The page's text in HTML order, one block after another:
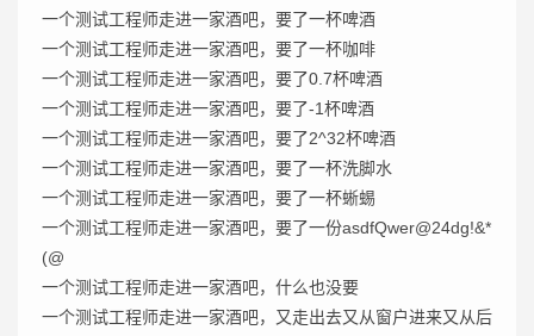
一个测试工程师走进一家酒吧，要了一杯啤酒
一个测试工程师走进一家酒吧，要了一杯咖啡
一个测试工程师走进一家酒吧，要了0.7杯啤酒
一个测试工程师走进一家酒吧，要了-1杯啤酒
一个测试工程师走进一家酒吧，要了2^32杯啤酒
一个测试工程师走进一家酒吧，要了一杯洗脚水
一个测试工程师走进一家酒吧，要了一杯蜥蜴
一个测试工程师走进一家酒吧，要了一份asdfQwer@24dg!&*
(@
一个测试工程师走进一家酒吧，什么也没要
一个测试工程师走进一家酒吧，又走出去又从窗户进来又从后